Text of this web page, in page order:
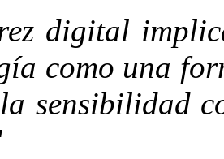
digital
como una
sensibilidad